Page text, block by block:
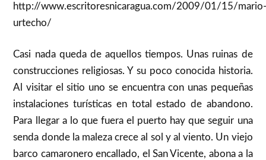
http://www.escritoresnicaragua.com/2009/01/15/
urtecho/
Casi nada queda de aquellos tiempos. Unas ruinas de
construcciones religiosas. Y su poco conocida historia.
Al visitar el sitio uno se encuentra con unas pequeñas
instalaciones turísticas en total estado de abandono.
Para llegar a lo que fuera el puerto hay que seguir una
senda donde la maleza crece al sol y al viento. Un viejo
barco camaronero encallado, el San Vicente, abona a la